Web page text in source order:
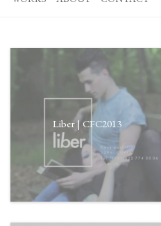
Liber | CFC2013